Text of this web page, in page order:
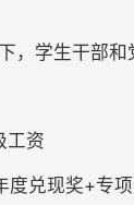
，学生干部和
工资
度兑现奖+专